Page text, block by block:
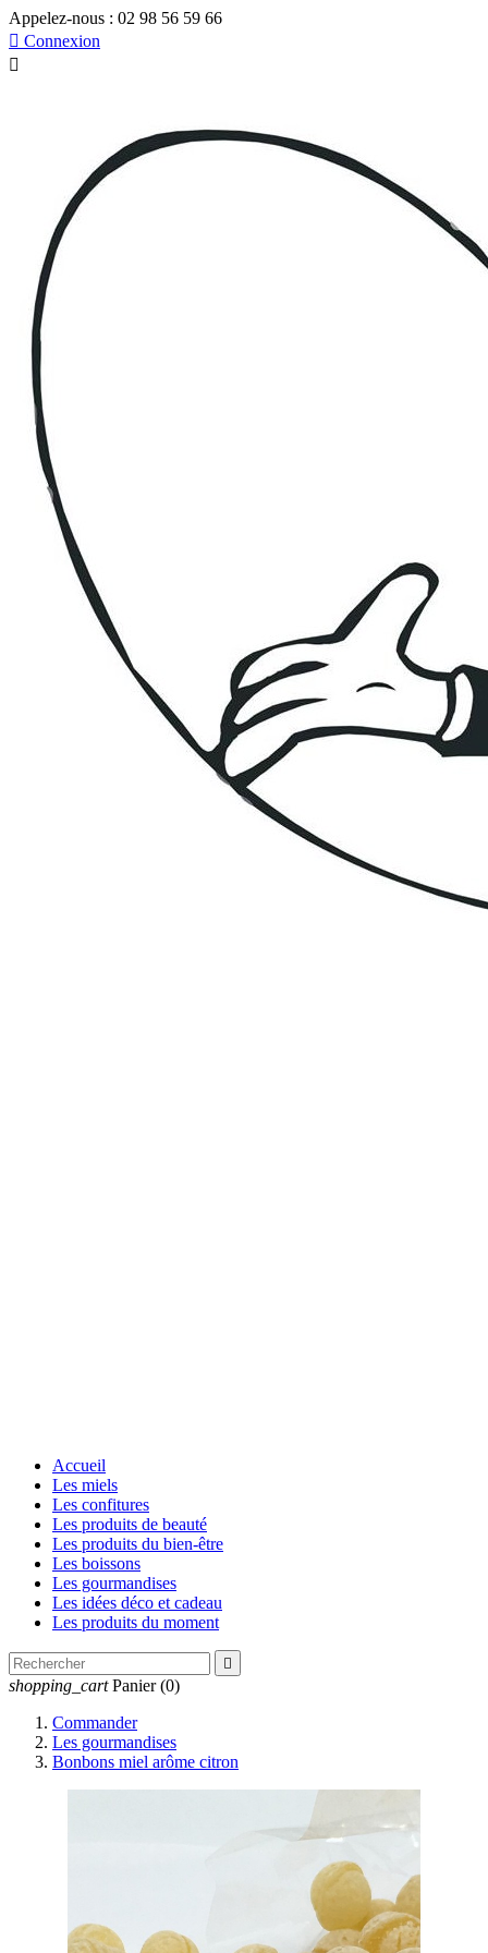
Appelez-nous : 02 98 56 59 66
 Connexion

Accueil
Les miels
Les confitures
Les produits de beauté
Les produits du bien-être
Les boissons
Les gourmandises
Les idées déco et cadeau
Les produits du moment

shopping_cart Panier (0)
Commander
Les gourmandises
Bonbons miel arôme citron